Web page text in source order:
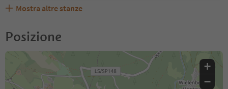
Mostra altre stanze
Posizione
+
−